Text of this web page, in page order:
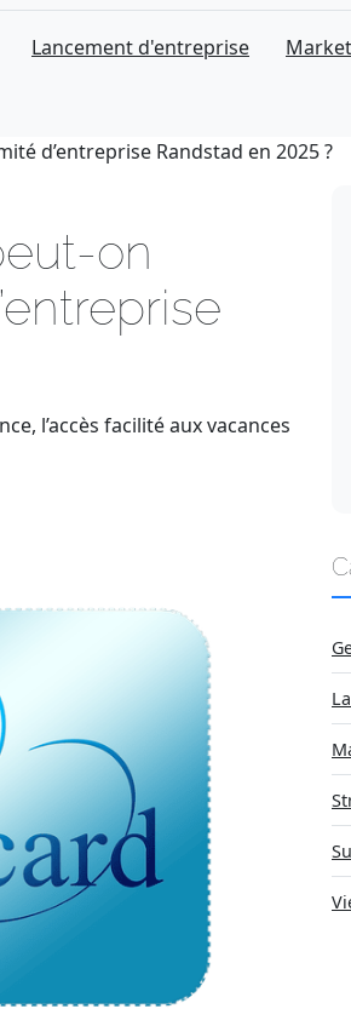
Lancement d'entreprise
d’entreprise Randstad en 2025 ?
on
l’accès facilité aux vacances